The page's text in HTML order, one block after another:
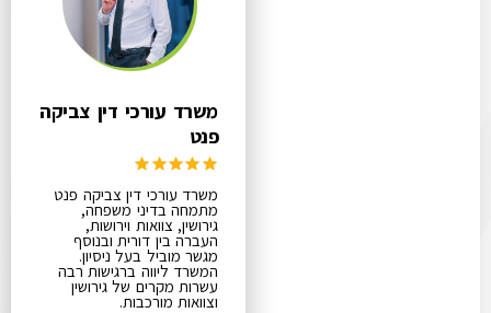
משרד עורכי דין צביקה
פנט
משרד עורכי דין צביקה פנט
מתמחה בדיני משפחה,
גירושין, צוואות וירושות,
העברה בין דורית ובנוסף
מגשר מוביל בעל ניסיון.
המשרד ליווה ברגישות רבה
עשרות מקרים של גירושין
וצוואות מורכבות.